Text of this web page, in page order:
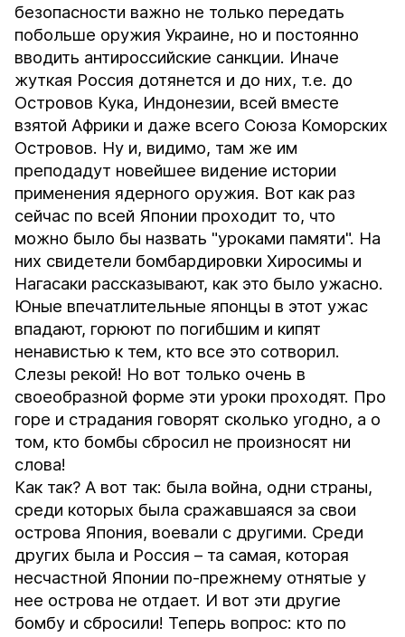
безопасности важно не только передать
побольше оружия Украине, но и постоянно
вводить антироссийские санкции. Иначе
жуткая Россия дотянется и до них, т.е. до
Островов Кука, Индонезии, всей вместе
взятой Африки и даже всего Союза Коморских
Островов. Ну и, видимо, там же им
преподадут новейшее видение истории
применения ядерного оружия. Вот как раз
сейчас по всей Японии проходит то, что
можно было бы назвать "уроками памяти". На
них свидетели бомбардировки Хиросимы и
Нагасаки рассказывают, как это было ужасно.
Юные впечатлительные японцы в этот ужас
впадают, горюют по погибшим и кипят
ненавистью к тем, кто все это сотворил.
Слезы рекой! Но вот только очень в
своеобразной форме эти уроки проходят. Про
горе и страдания говорят сколько угодно, а о
том, кто бомбы сбросил не произносят ни
слова!
Как так? А вот так: была война, одни страны,
среди которых была сражавшаяся за свои
острова Япония, воевали с другими. Среди
других была и Россия – та самая, которая
несчастной Японии по-прежнему отнятые у
нее острова не отдает. И вот эти другие
бомбу и сбросили! Теперь вопрос: кто по